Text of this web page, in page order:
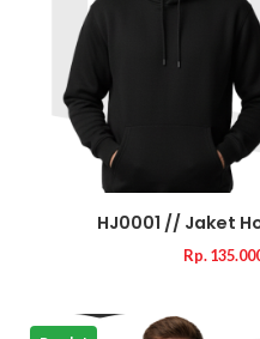
HJ0001 // Jaket
Rp.